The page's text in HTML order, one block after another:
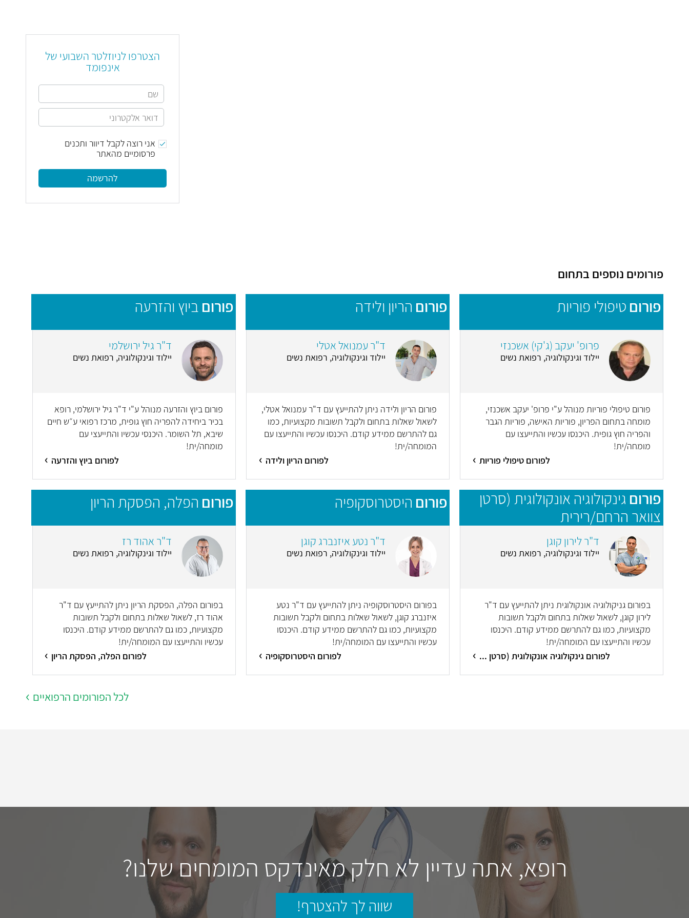
הצטרפו לניוזלטר השבועי של
אינפומד
אני רוצה לקבל דיוור ותכנים
פרסומיים מהאתר
להרשמה
פורומים נוספים בתחום
פורום טיפולי פוריות
פרופ' יעקב (ג'קי) אשכנזי
יילוד וגינקולוגיה, רפואת נשים
פורום טיפולי פוריות מנוהל ע"י פרופ' יעקב אשכנזי,
מומחה בתחום הפריון, פוריות האישה, פוריות הגבר
והפריה חוץ גופית. היכנסו עכשיו והתייעצו עם
מומחה/ית!
לפורום טיפולי פוריות
פורום הריון ולידה
ד"ר עמנואל אטלי
יילוד וגינקולוגיה, רפואת נשים
פורום הריון ולידה ניתן להתייעץ עם ד"ר עמנואל אטלי,
לשאול שאלות בתחום ולקבל תשובות מקצועיות, כמו
גם להתרשם ממידע קודם. היכנסו עכשיו והתייעצו עם
המומחה/ית!
לפורום הריון ולידה
פורום ביוץ והזרעה
ד"ר גיל ירושלמי
יילוד וגינקולוגיה, רפואת נשים
פורום ביוץ והזרעה מנוהל ע"י ד"ר גיל ירושלמי, רופא
בכיר ביחידה להפריה חוץ גופית, מרכז רפואי ע״ש חיים
שיבא, תל השומר. היכנסי עכשיו והתייעצי עם
מומחה/ית!
לפורום ביוץ והזרעה
פורום גינקולוגיה אונקולוגית (סרטן
צוואר הרחם/רירית
הרחם/שחלות/סרטן העריה)
ד"ר לירון קוגן
יילוד וגינקולוגיה, רפואת נשים
בפורום גניקולוגיה אונקולוגית ניתן להתייעץ עם ד"ר
לירון קוגן, לשאול שאלות בתחום ולקבל תשובות
מקצועיות, כמו גם להתרשם ממידע קודם. היכנסו
עכשיו והתייעצו עם המומחה/ית!
לפורום גינקולוגיה אונקולוגית (סרטן ...
פורום היסטרוסקופיה
ד"ר נטע איזנברג קוגן
יילוד וגינקולוגיה, רפואת נשים
בפורום היסטרוסקופיה ניתן להתייעץ עם ד"ר נטע
איזנברג קוגן, לשאול שאלות בתחום ולקבל תשובות
מקצועיות, כמו גם להתרשם ממידע קודם. היכנסו
עכשיו והתייעצו עם המומחה/ית!
לפורום היסטרוסקופיה
פורום הפלה, הפסקת הריון
ד"ר אהוד רז
יילוד וגינקולוגיה, רפואת נשים
בפורום הפלה, הפסקת הריון ניתן להתייעץ עם ד"ר
אהוד רז, לשאול שאלות בתחום ולקבל תשובות
מקצועיות, כמו גם להתרשם ממידע קודם. היכנסו
עכשיו והתייעצו עם המומחה/ית!
לפורום הפלה, הפסקת הריון
לכל הפורומים הרפואיים
רופא, אתה עדיין לא חלק מאינדקס המומחים שלנו?
שווה לך להצטרף!